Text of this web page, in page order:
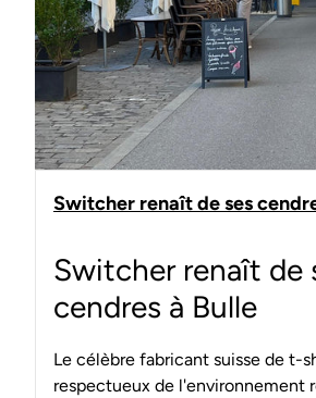
Switcher renaît de ses
Switcher renaît de
cendres à Bulle
Le célèbre fabricant suisse de t-
respectueux de l'environnement